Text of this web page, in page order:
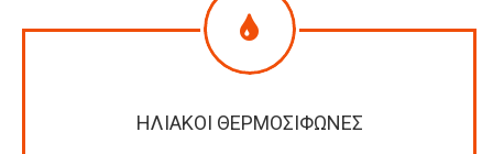
ΗΛΙΑΚΟΙ ΘΕΡΜΟΣΙΦΩΝΕΣ